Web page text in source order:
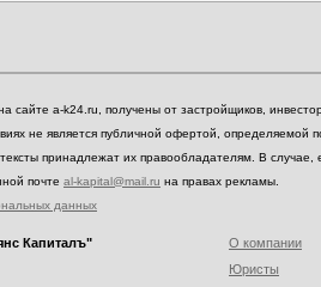
сайте a-k24.ru, получены от застройщиков,
не является публичной офертой,
принадлежат их правообладателям. В
почте al-kapital@mail.ru на правах рекламы.
данных
Капиталъ"
О компании
Юристы